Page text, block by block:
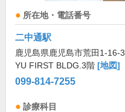
所在地・電話番号
二中通駅
鹿児島県鹿児島市荒田1-16-3
YU FIRST BLDG.3階 [地図]
099-814-7255
診療科目